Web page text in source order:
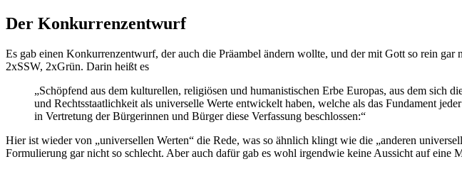
Der Konkurrenzentwurf
Es gab einen Konkurrenzentwurf, der auch die Präambel ändern wollte, und der mit Gott so rein
2xSSW, 2xGrün. Darin heißt es
„Schöpfend aus dem kulturellen, religiösen und humanistischen Erbe Europas, aus dem
und Rechtsstaatlichkeit als universelle Werte entwickelt haben, welche als das Fundament
in Vertretung der Bürgerinnen und Bürger diese Verfassung beschlossen:“
Hier ist wieder von „universellen Werten“ die Rede, was so ähnlich klingt wie die „anderen
Formulierung gar nicht so schlecht. Aber auch dafür gab es wohl irgendwie keine Aussicht auf eine